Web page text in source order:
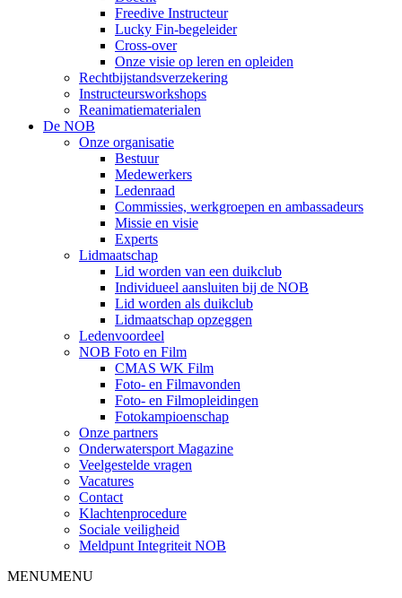
Freedive Instructeur
Lucky Fin-begeleider
Cross-over
Onze visie op leren en opleiden
Rechtbijstandsverzekering
Instructeursworkshops
Reanimatiematerialen
De NOB
Onze organisatie
Bestuur
Medewerkers
Ledenraad
Commissies, werkgroepen en ambassadeurs
Missie en visie
Experts
Lidmaatschap
Lid worden van een duikclub
Individueel aansluiten bij de NOB
Lid worden als duikclub
Lidmaatschap opzeggen
Ledenvoordeel
NOB Foto en Film
CMAS WK Film
Foto- en Filmavonden
Foto- en Filmopleidingen
Fotokampioenschap
Onze partners
Onderwatersport Magazine
Veelgestelde vragen
Vacatures
Contact
Klachtenprocedure
Sociale veiligheid
Meldpunt Integriteit NOB
MENUMENU